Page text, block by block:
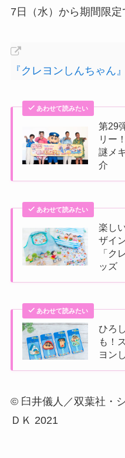
7日（水）から期間限定
『クレヨンしんちゃん
あわせて読みたい
第29
リー
謎メ
介
あわせて読みたい
楽し
ザイ
「ク
ッズ
あわせて読みたい
ひろ
も！
ヨン
© 臼井儀人／双葉社・
ＤＫ 2021